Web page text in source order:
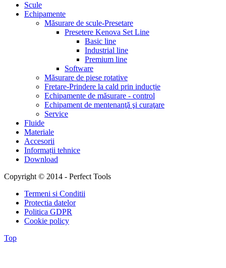
Scule
Echipamente
Măsurare de scule-Presetare
Presetere Kenova Set Line
Basic line
Industrial line
Premium line
Software
Măsurare de piese rotative
Fretare-Prindere la cald prin inducție
Echipamente de măsurare - control
Echipament de mentenanţă şi curaţare
Service
Fluide
Materiale
Accesorii
Informații tehnice
Download
Copyright © 2014 - Perfect Tools
Termeni si Conditii
Protectia datelor
Politica GDPR
Cookie policy
Top